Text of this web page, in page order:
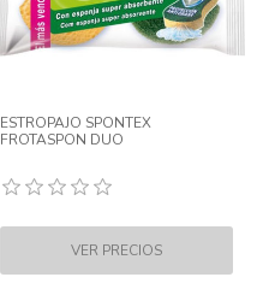
ESTROPAJO SPONTEX
FROTASPON DUO